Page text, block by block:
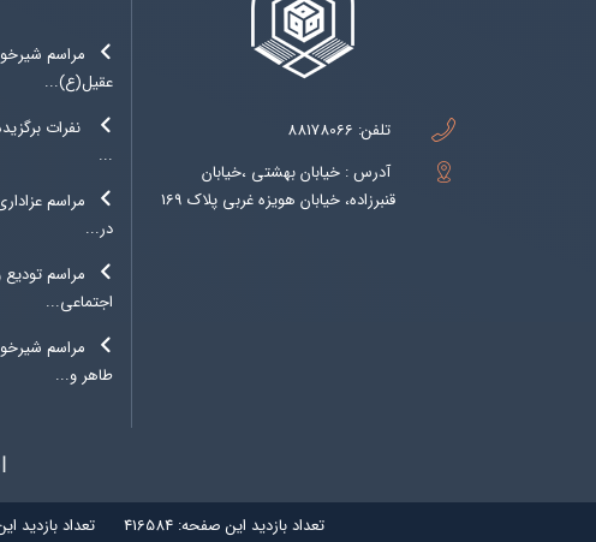
تلفن: 88178066
آدرس : خیابان بهشتی ،خیابان
قنبرزاده، خیابان هویزه غربی پلاک 169
مراسم
عقیل(ع)...
نفرات
...
مراسم
در...
مراسم
اجتماعی...
مراسم
طاهر و...
تعداد بازديد اين صفحه:416584 تعداد بازديد